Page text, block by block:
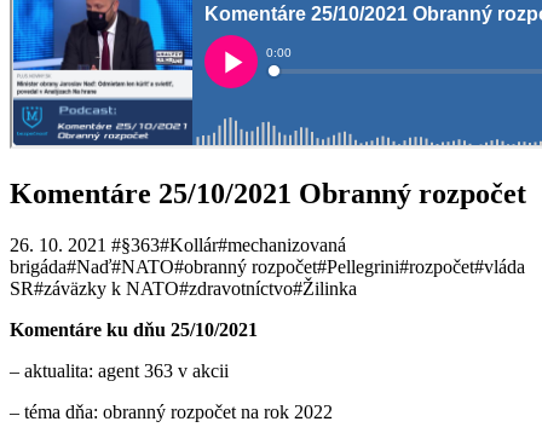
Komentáre 25/10/2021 Obranný rozpočet
26. 10. 2021 #§363#Kollár#mechanizovaná
brigáda#Naď#NATO#obranný rozpočet#Pellegrini#rozpočet#vláda
SR#záväzky k NATO#zdravotníctvo#Žilinka
Komentáre ku dňu 25/10/2021
– aktualita: agent 363 v akcii
– téma dňa: obranný rozpočet na rok 2022